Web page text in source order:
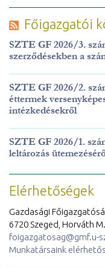
Főigazgatói
SZTE GF 2026/3.
szerződésekben a
SZTE GF 2026/2.
éttermek
intézkedésekről
SZTE GF 2026/1.
leltározás
Elérhetőségek
Gazdasági
6720 Szeged, Horváth
foigazgatosag@gmf.u-
Munkatársaink